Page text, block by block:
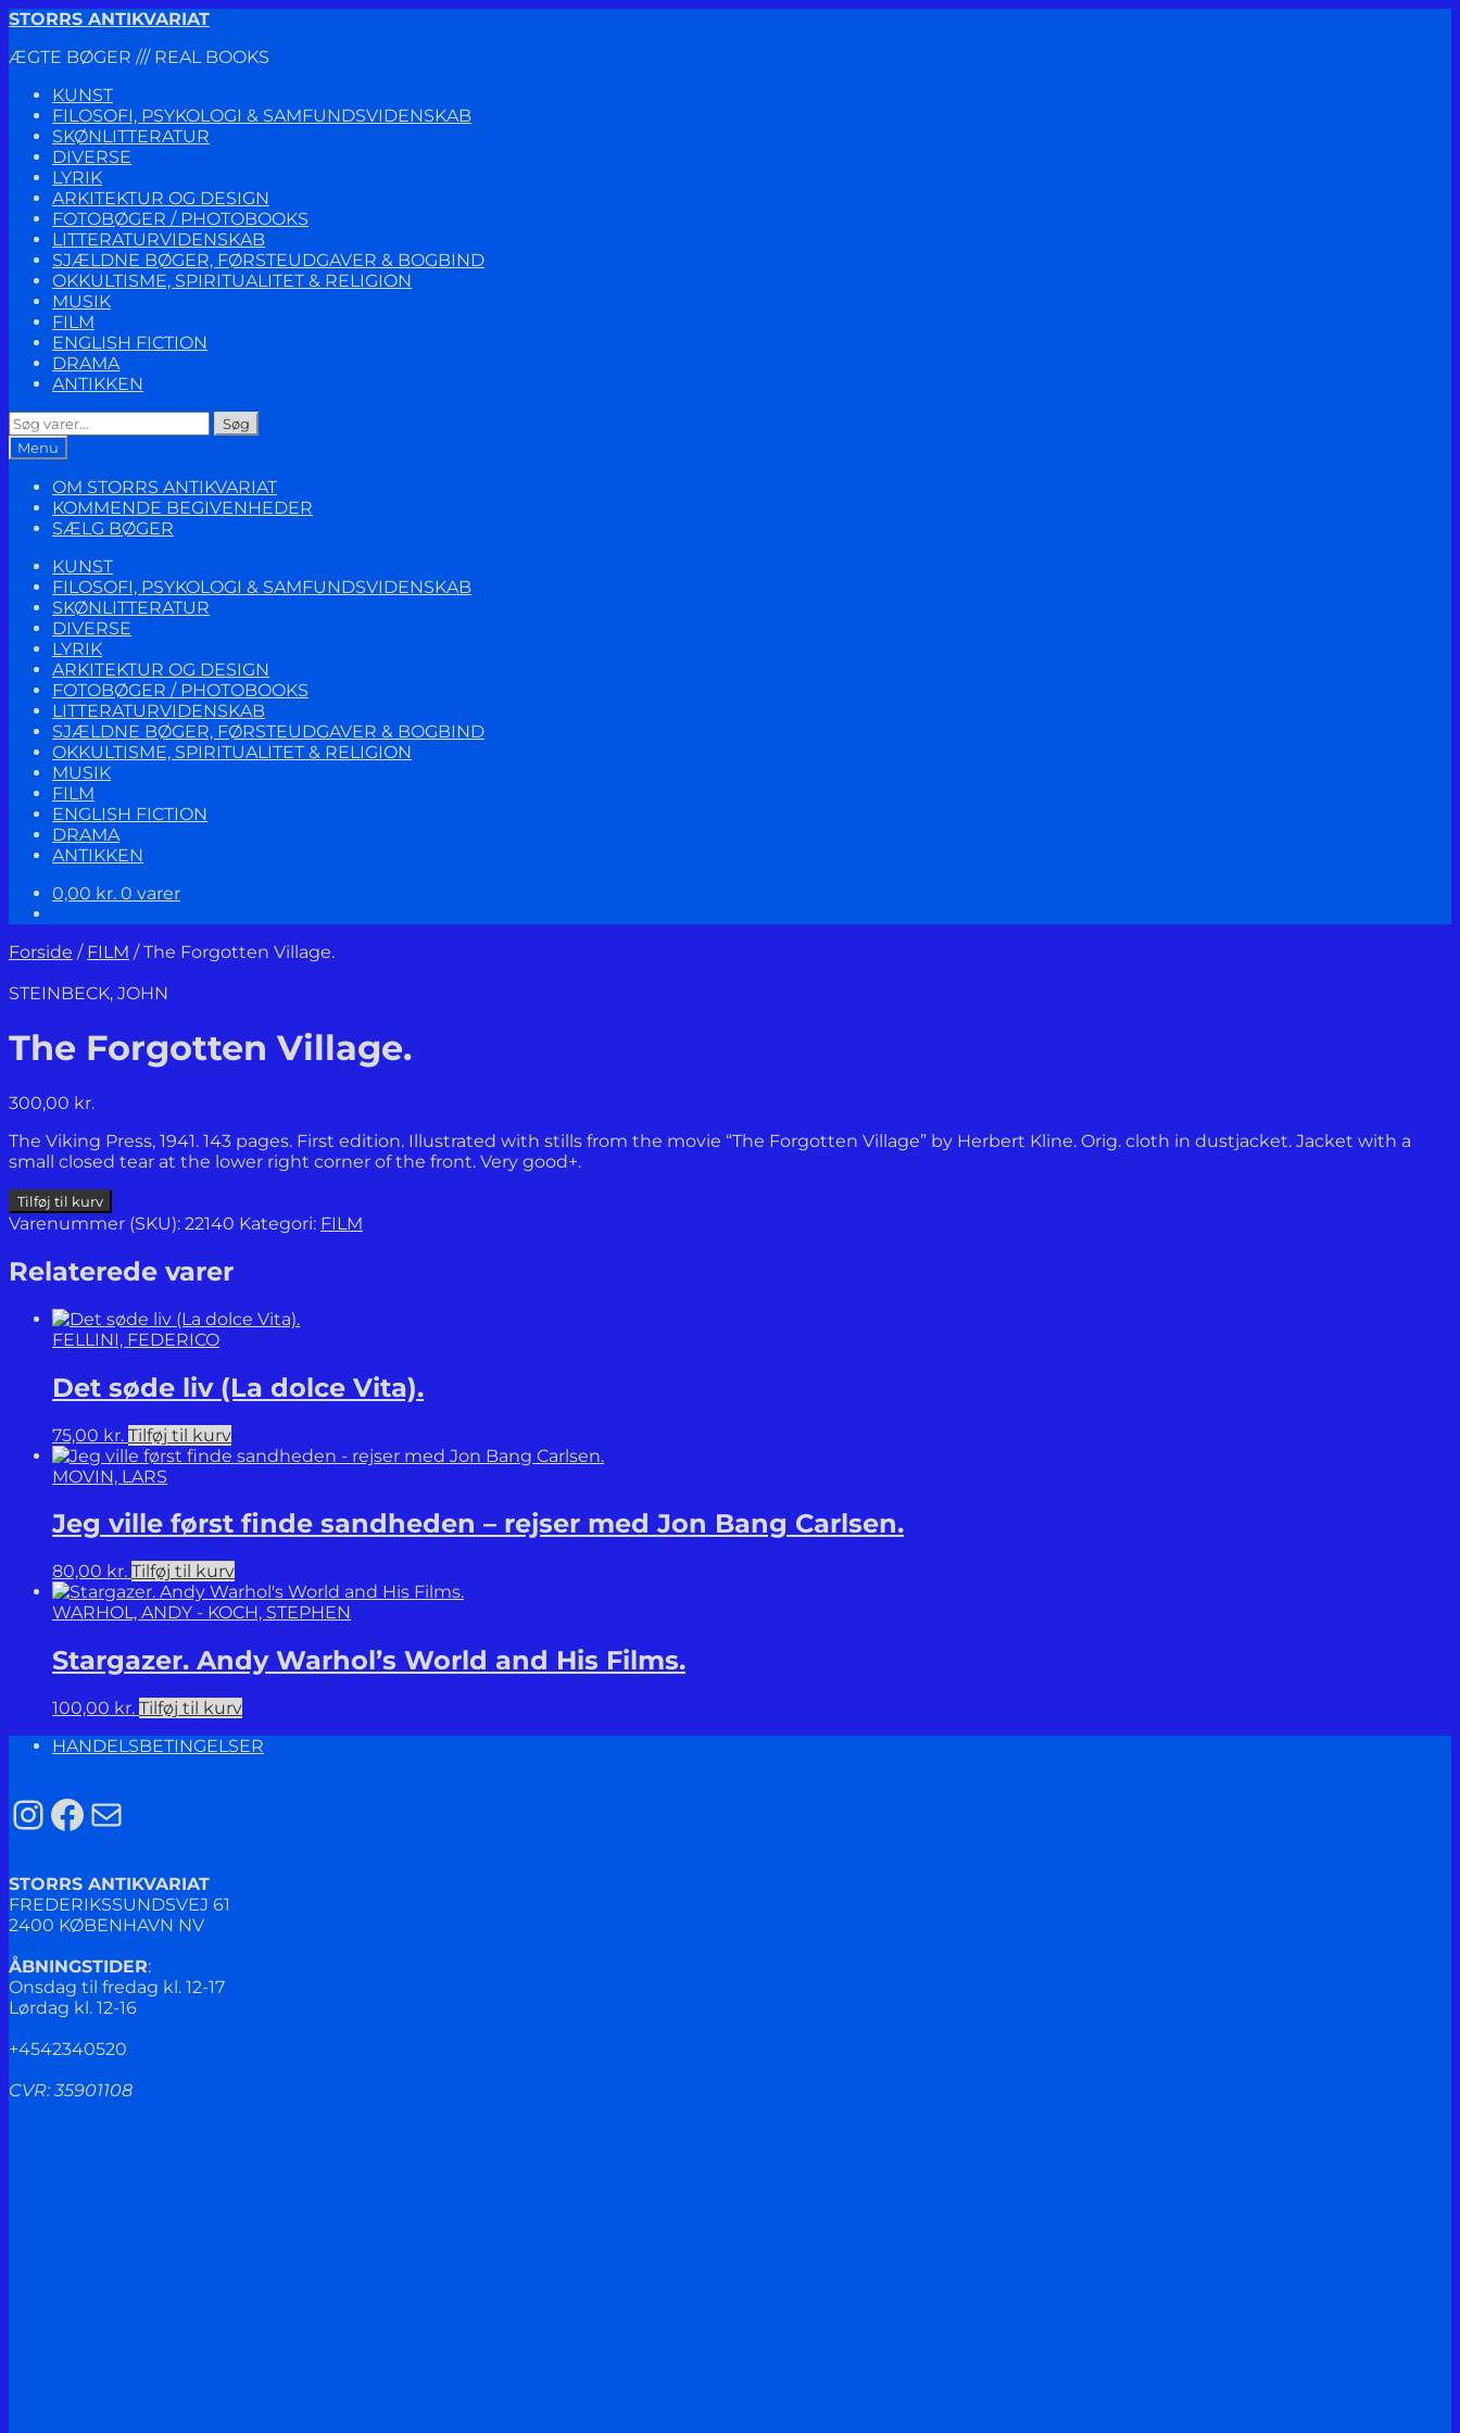
Spring
navigation
Spring
indhold
STORRS ANTIKVARIAT
ÆGTE BØGER /// REAL BOOKS
KUNST
FILOSOFI, PSYKOLOGI & SAMFUNDSVIDENSKAB
SKØNLITTERATUR
DIVERSE
LYRIK
ARKITEKTUR OG DESIGN
FOTOBØGER / PHOTOBOOKS
LITTERATURVIDENSKAB
SJÆLDNE BØGER, FØRSTEUDGAVER & BOGBIND
OKKULTISME, SPIRITUALITET & RELIGION
MUSIK
FILM
ENGLISH FICTION
DRAMA
ANTIKKEN
Søg
efter:
Søg
Menu
OM STORRS ANTIKVARIAT
KOMMENDE BEGIVENHEDER
SÆLG BØGER
KUNST
FILOSOFI, PSYKOLOGI & SAMFUNDSVIDENSKAB
SKØNLITTERATUR
DIVERSE
LYRIK
ARKITEKTUR OG DESIGN
FOTOBØGER / PHOTOBOOKS
LITTERATURVIDENSKAB
SJÆLDNE BØGER, FØRSTEUDGAVER & BOGBIND
OKKULTISME, SPIRITUALITET & RELIGION
MUSIK
FILM
ENGLISH FICTION
DRAMA
ANTIKKEN
0,00 kr. 0 varer
Forside / FILM /The Forgotten Village.
STEINBECK, JOHN
The Forgotten Village.
300,00 kr.
The Viking Press, 1941. 143 pages. First edition. Illustrated with stills from the movie “The Forgotten Village” by Herbert Kline. Orig. cloth in dustjacket. Jacket with a
small closed tear at the lower right corner of the front. Very good+.
The
Forgotten
antal
Tilføj til kurv
Varenummer (SKU): 22140 Kategori: FILM
Relaterede varer
FELLINI, FEDERICO
Det søde liv (La dolce Vita).
75,00 kr. Tilføj til kurv
MOVIN, LARS
Jeg ville først finde sandheden – rejser med Jon Bang Carlsen.
80,00 kr. Tilføj til kurv
WARHOL, ANDY - KOCH, STEPHEN
Stargazer. Andy Warhol’s World and His Films.
100,00 kr. Tilføj til kurv
HANDELSBETINGELSER
Instagram
Facebook
Mail
STORRS ANTIKVARIAT
FREDERIKSSUNDSVEJ 61
2400 KØBENHAVN NV
ÅBNINGSTIDER:
Onsdag til fredag kl. 12-17
Lørdag kl. 12-16
+4542340520
CVR: 35901108